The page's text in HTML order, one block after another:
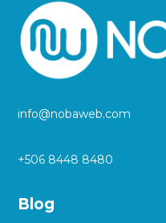
info@nobaweb.com
+506 8448 8480
Blog